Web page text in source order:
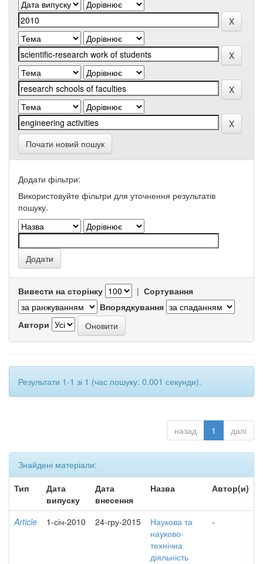
Почати новий пошук
Додати фільтри:
Використовуйте фільтри для уточнення результатів
пошуку.
Вивести на сторінку | Сортування
Впорядкування
Автори
Результати 1-1 зі 1 (час пошуку: 0.001 секунди).
назад 1 далі
Знайдені матеріали:
Тип
Дата
випуску
Дата
внесення
Назва Автор(и)
Article 1-січ-2010 24-гру-2015
Наукова та
науково-
технічна
діяльність
-